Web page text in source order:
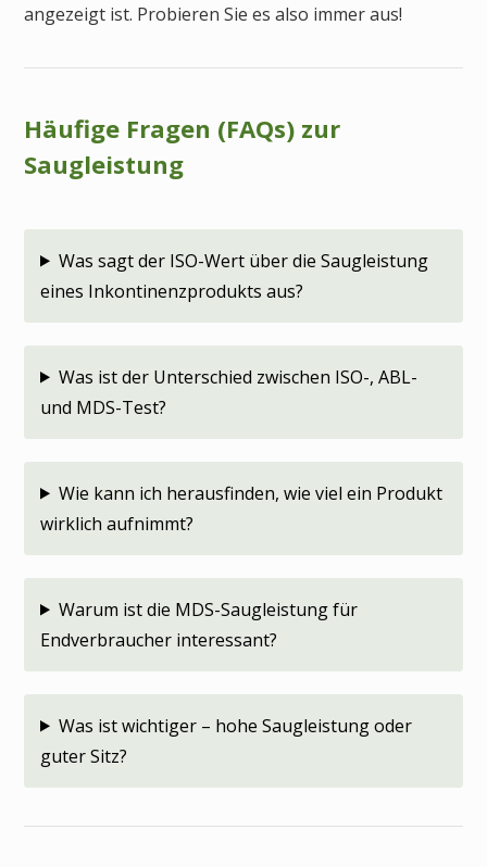
angezeigt ist. Probieren Sie es also immer aus!
Häufige Fragen (FAQs) zur
Saugleistung
Was sagt der ISO-Wert über die Saugleistung
eines Inkontinenzprodukts aus?
Was ist der Unterschied zwischen ISO-, ABL-
und MDS-Test?
Wie kann ich herausfinden, wie viel ein Produkt
wirklich aufnimmt?
Warum ist die MDS-Saugleistung für
Endverbraucher interessant?
Was ist wichtiger – hohe Saugleistung oder
guter Sitz?